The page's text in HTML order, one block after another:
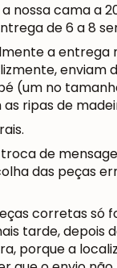
nossa cama a
de 6 a 8
a entrega
enviam
(um no
ripas de
de
das peças
corretas só
tarde, depois
porque a